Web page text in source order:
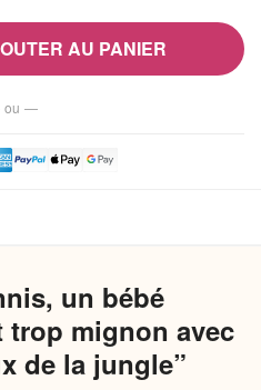
AU PANIER
—
un bébé
mignon avec
de la jungle”